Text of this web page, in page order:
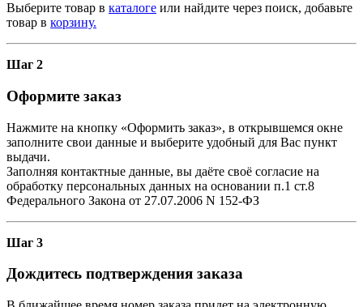
Выберите товар в каталоге или найдите через поиск, добавьте
товар в корзину.
Шаг 2
Оформите заказ
Нажмите на кнопку «Оформить заказ», в открывшемся окне
заполните свои данные и выберите удобный для Вас пункт
выдачи.
Заполняя контактные данные, вы даёте своё согласие на
обработку персональных данных на основании п.1 ст.8
Федерального Закона от 27.07.2006 N 152-ФЗ
Шаг 3
Дождитесь подтверждения заказа